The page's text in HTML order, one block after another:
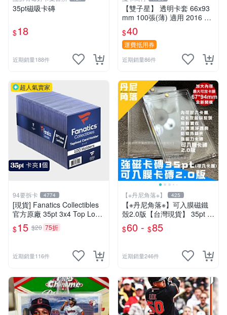
35pt磁吸卡磚
$18
近期銷量188件
【雙子星】 透明卡套 66x93
mm 100張(薄) 適用 2016 CP
BL BASEBALL CARD 一般球
員卡
$40
運費抵用券
近期銷量86件
超人氣賣家
94要拆卡 4774
[現貨] Fanatics Collectibles
官方原廠 35pt 3x4 Top Load
er 卡夾 1個 適用各式球員卡
遊戲王 寶可夢
$15 $20 75折
近期銷量116件
【※丹尼角落※】 425
【※丹尼角落※】可入膜磁鐵
殼2.0版【台灣現貨】 35pt ~
180pt 防紫外線 抗UV 卡磚
卡套 鑑定卡 球員卡 BGS PS
$60 - $85
近期銷量246件